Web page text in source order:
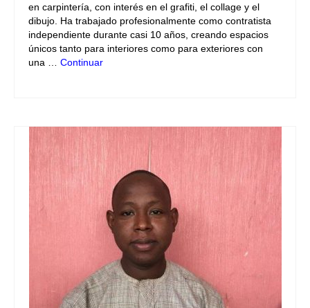
en carpintería, con interés en el grafiti, el collage y el
dibujo. Ha trabajado profesionalmente como contratista
independiente durante casi 10 años, creando espacios
únicos tanto para interiores como para exteriores con
una … Continuar